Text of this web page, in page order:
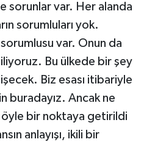
sorunlar var. Her alanda
sorumluları yok.
var. Onun da
Bu ülkede bir şey
Biz esası itibariyle
buradayız. Ancak ne
öyle bir noktaya getirildi
anlayışı, ikili bir